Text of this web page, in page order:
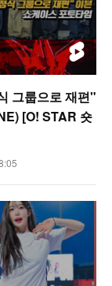
그룹으로 재편"
[O! STAR 숏